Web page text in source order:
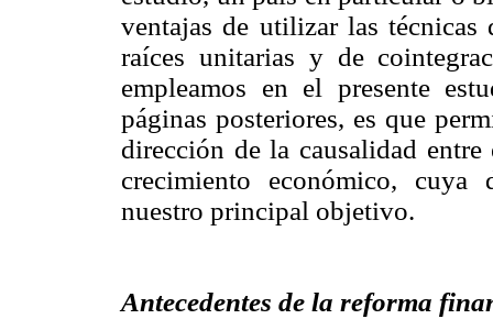
ventajas de utilizar las técnicas
raíces unitarias y de
empleamos en el presente
páginas posteriores, es que
dirección de la causalidad
crecimiento económico, cuya
nuestro principal objetivo.
Antecedentes de la reforma